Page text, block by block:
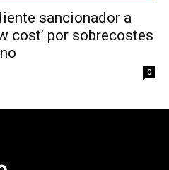
sancionador a
cost’ por sobrecostes
0